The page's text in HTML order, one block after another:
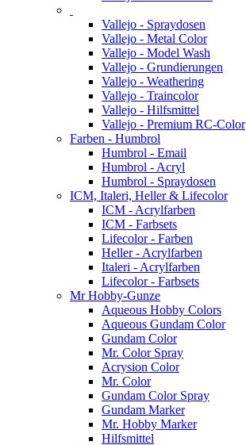
Vallejo - Spraydosen
Vallejo - Metal Color
Vallejo - Model Wash
Vallejo - Grundierungen
Vallejo - Weathering
Vallejo - Traincolor
Vallejo - Hilfsmittel
Vallejo - Premium RC-Color
Farben - Humbrol
Humbrol - Email
Humbrol - Acryl
Humbrol - Spraydosen
ICM, Italeri, Heller & Lifecolor
ICM - Acrylfarben
ICM - Farbsets
Lifecolor - Farben
Heller - Acrylfarben
Italeri - Acrylfarben
Lifecolor - Farbsets
Mr Hobby-Gunze
Aqueous Hobby Colors
Aqueous Gundam Color
Gundam Color
Mr. Color Spray
Acrysion Color
Mr. Color
Gundam Color Spray
Gundam Marker
Mr. Hobby Marker
Hilfsmittel